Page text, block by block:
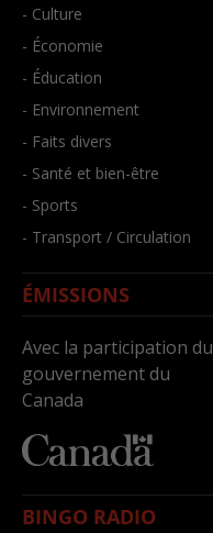
- Culture
- Économie
- Éducation
- Environnement
- Faits divers
- Santé et bien-être
- Sports
- Transport / Circulation
ÉMISSIONS
Avec la participation du
gouvernement du
Canada
BINGO RADIO